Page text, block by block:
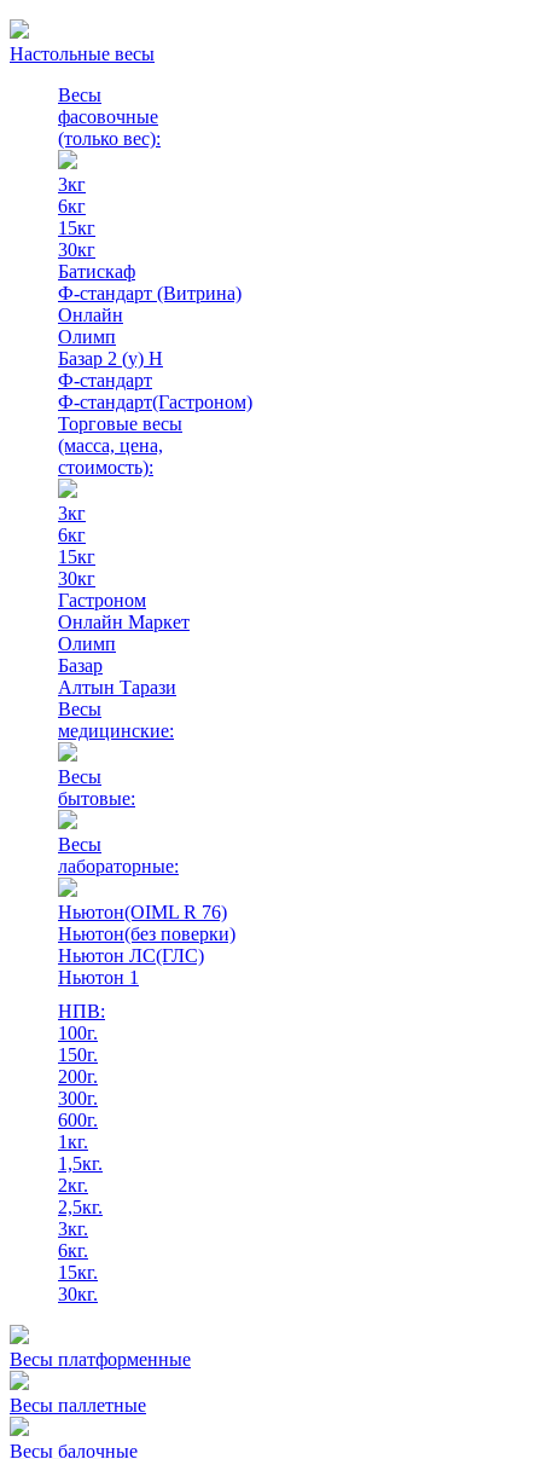
Настольные весы
Весы
фасовочные
(только вес):
3кг
6кг
15кг
30кг
Батискаф
Ф-стандарт (Витрина)
Онлайн
Олимп
Базар 2 (у) Н
Ф-стандарт
Ф-стандарт(Гастроном)
Торговые весы
(масса, цена,
стоимость):
3кг
6кг
15кг
30кг
Гастроном
Онлайн Маркет
Олимп
Базар
Алтын Тарази
Весы
медицинские:
Весы
бытовые:
Весы
лабораторные:
Ньютон(OIML R 76)
Ньютон(без поверки)
Ньютон ЛС(ГЛС)
Ньютон 1
НПВ:
100г.
150г.
200г.
300г.
600г.
1кг.
1,5кг.
2кг.
2,5кг.
3кг.
6кг.
15кг.
30кг.
Весы платформенные
Весы паллетные
Весы балочные